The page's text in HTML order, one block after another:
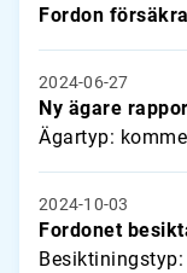
Fordon
2024-06-27
Ny ägare
Ägartyp:
2024-10-03
Fordonet